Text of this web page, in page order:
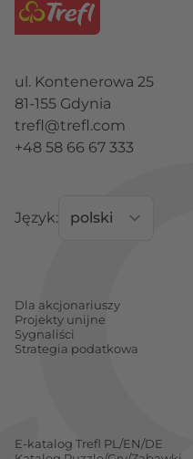
ul. Kontenerowa 25
81-155 Gdynia
trefl@trefl.com
+48 58 66 67 333
Język:
Dla akcjonariuszy
Projekty unijne
Sygnaliści
Strategia podatkowa
E-katalog Trefl PL/EN/DE